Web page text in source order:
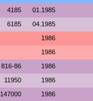
4185 01.1985
6185 04.1985
1986
1986
816-86 1986
11950 1986
147000 1986